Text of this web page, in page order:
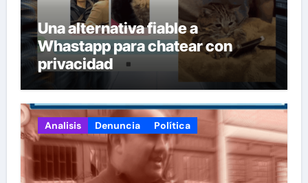
Una alternativa fiable a
Whastapp para chatear con
privacidad
Analisis Denuncia Política